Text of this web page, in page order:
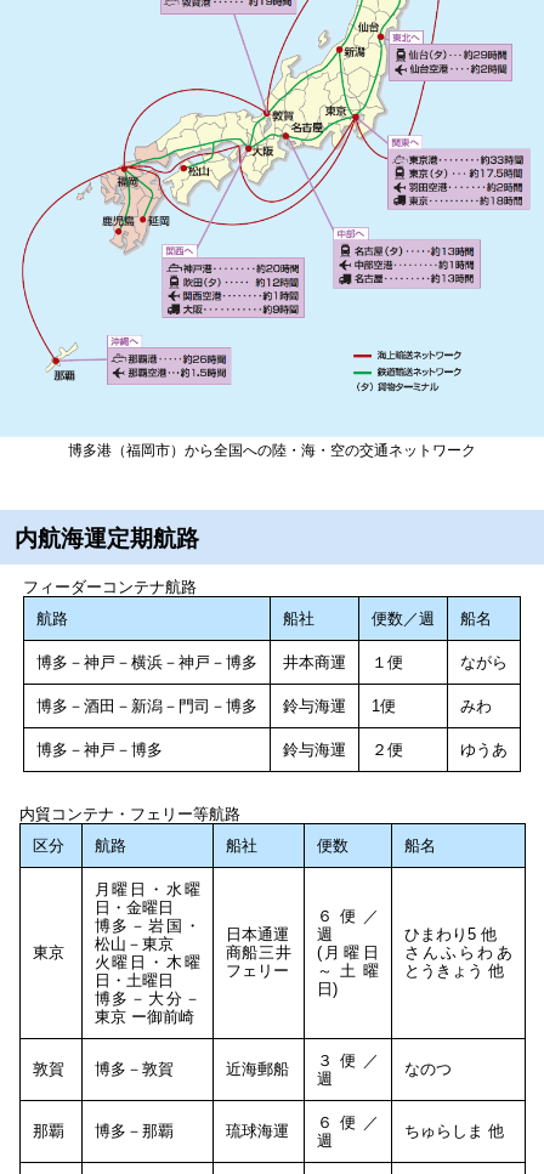
博多港（福岡市）から全国への陸・海・空の交通ネットワーク
内航海運定期航路
フィーダーコンテナ航路
航路
船社 便数／週 船名
博多－神戸－横浜－神戸－博多 井本商運 １便 ながら
博多－酒田－新潟－門司－博多 鈴与海運 1便 みわ
博多－神戸－博多 鈴与海運 ２便 ゆうあ
内貿コンテナ・フェリー等航路
区分
航路 船社 便数 船名
東京
月曜日・水曜
日・金曜日
博多－岩国・
松山－東京
火曜日・木曜
日・土曜日
博多－大分－
東京 ー御前崎
日本通運
商船三井
フェリー
６便／
週
(月曜日
～土曜
日)
ひまわり5 他
さんふらわあ
とうきょう 他
敦賀 博多－敦賀 近海郵船
３便／
週
なのつ
那覇 博多－那覇 琉球海運
６便／
週
ちゅらしま 他